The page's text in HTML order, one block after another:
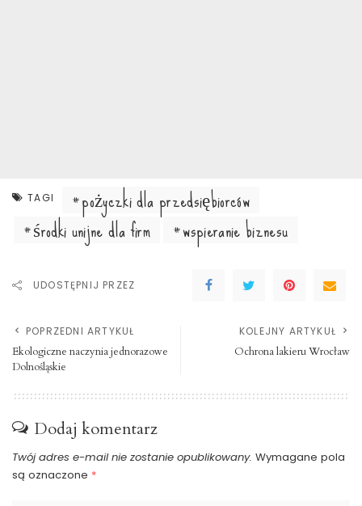
TAGI
pożyczki dla przedsiębiorców
środki unijne dla firm
wspieranie biznesu
UDOSTĘPNIJ PRZEZ
POPRZEDNI ARTYKUŁ
Ekologiczne naczynia jednorazowe
Dolnośląskie
KOLEJNY ARTYKUŁ
Ochrona lakieru Wrocław
Dodaj komentarz
Twój adres e-mail nie zostanie opublikowany. Wymagane pola
są oznaczone *